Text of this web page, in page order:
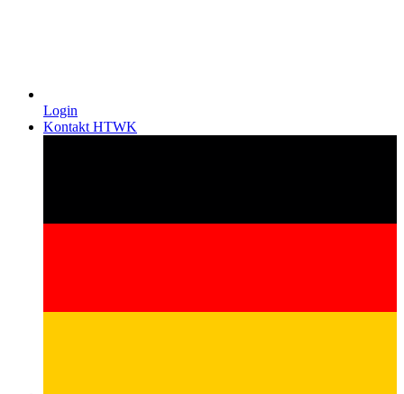
Login
Kontakt HTWK